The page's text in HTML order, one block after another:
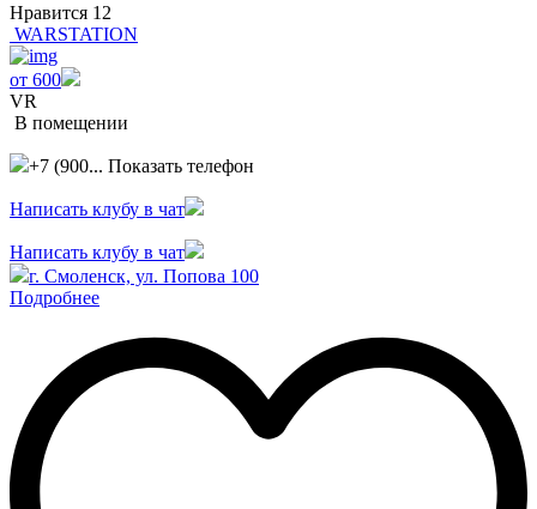
Нравится 12
WARSTATION
от 600
VR
В помещении
+7 (900... Показать телефон
Написать клубу в чат
Написать клубу в чат
г. Смоленск, ул. Попова 100
Подробнее